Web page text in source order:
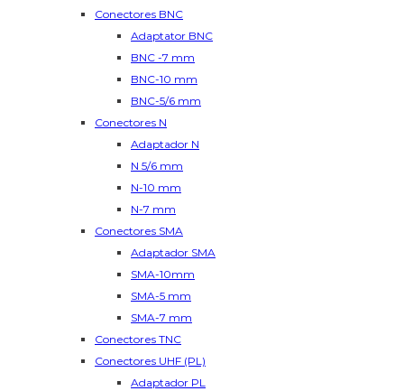
Conectores BNC
Adaptator BNC
BNC -7 mm
BNC-10 mm
BNC-5/6 mm
Conectores N
Adaptador N
N 5/6 mm
N-10 mm
N-7 mm
Conectores SMA
Adaptador SMA
SMA-10mm
SMA-5 mm
SMA-7 mm
Conectores TNC
Conectores UHF (PL)
Adaptador PL